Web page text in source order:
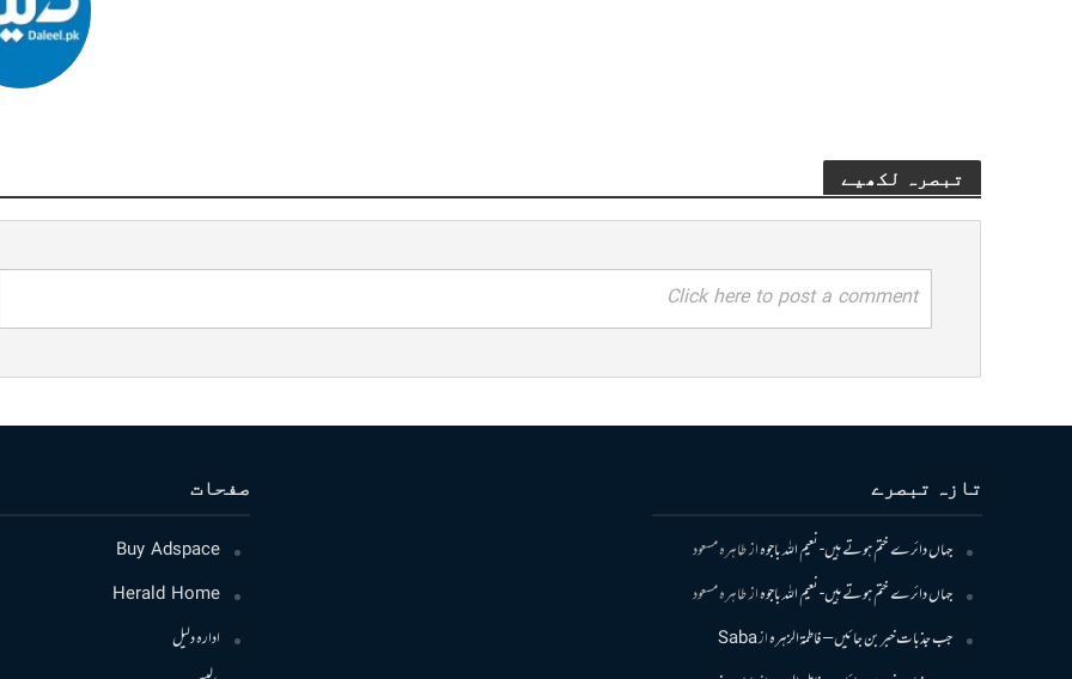
تبصرہ لکھیے
Click here to post a comment
صفحات
Buy Adspace
Herald Home
ادارہ دلیل
تازہ تبصرے
جہاں دائرے ختم ہوتے ہیں- نعیم اللہ باجوہازطاہرہ مسعود
جہاں دائرے ختم ہوتے ہیں- نعیم اللہ باجوہازطاہرہ مسعود
جب جذبات خبر بن جائیں – فاطمۃالزہرہازSaba